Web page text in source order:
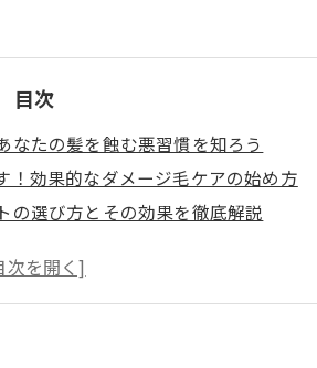
目次
なたの髪を蝕む悪習慣を知ろう
！効果的なダメージ毛ケアの始め方
の選び方とその効果を徹底解説
フォー・アフターの実例紹介